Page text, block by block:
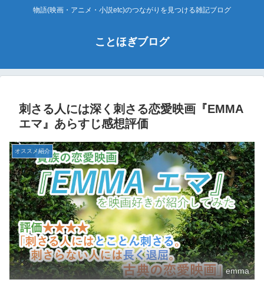
物語(映画・アニメ・小説etc)のつながりを見つける雑記ブログ
ことほぎブログ
刺さる人には深く刺さる恋愛映画『EMMA
エマ』あらすじ感想評価
オススメ紹介
emma